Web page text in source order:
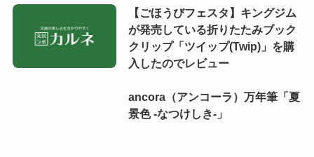
【ごほうびフェスタ】キングジム
が発売している折りたたみブック
クリップ「ツイップ(Twip)」を購
入したのでレビュー
ancora（アンコーラ）万年筆「夏
景色 -なつけしき-」